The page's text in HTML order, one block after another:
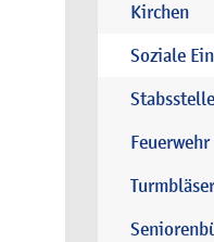
Kirchen
Soziale
Feuerwehr
Turmbläser